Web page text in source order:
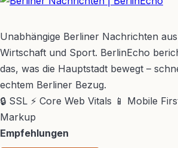
Unabhängige Berliner Nachrichten
Wirtschaft und Sport. BerlinEcho
das, was die Hauptstadt bewegt –
echtem Berliner Bezug.
🔒 SSL ⚡ Core Web Vitals 📱 Mobile
Markup
Empfehlungen